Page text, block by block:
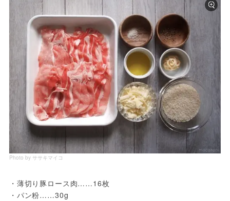
Photo by ササキマイコ
・薄切り豚ロース肉……16枚
・パン粉……30g